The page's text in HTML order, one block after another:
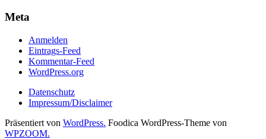
Meta
Anmelden
Eintrags-Feed
Kommentar-Feed
WordPress.org
Datenschutz
Impressum/Disclaimer
Präsentiert von WordPress. Foodica WordPress-Theme von
WPZOOM.